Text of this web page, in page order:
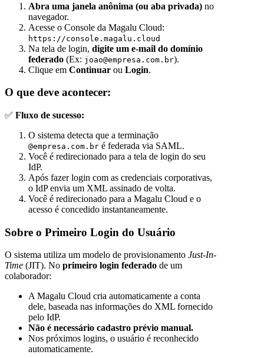
Abra uma janela anônima (ou aba privada) no
navegador.
Acesse o Console da Magalu Cloud:
https://console.magalu.cloud
Na tela de login, digite um e-mail do domínio
federado (Ex: joao@empresa.com.br).
Clique em Continuar ou Login.
O que deve acontecer:
✅ Fluxo de sucesso:
O sistema detecta que a terminação
@empresa.com.br é federada via SAML.
Você é redirecionado para a tela de login do seu
IdP.
Após fazer login com as credenciais corporativas,
o IdP envia um XML assinado de volta.
Você é redirecionado para a Magalu Cloud e o
acesso é concedido instantaneamente.
Sobre o Primeiro Login do Usuário
O sistema utiliza um modelo de provisionamento Just-In-
Time (JIT). No primeiro login federado de um
colaborador:
A Magalu Cloud cria automaticamente a conta
dele, baseada nas informações do XML fornecido
pelo IdP.
Não é necessário cadastro prévio manual.
Nos próximos logins, o usuário é reconhecido
automaticamente.